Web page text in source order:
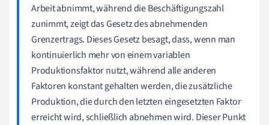
Arbeit abnimmt, während die Beschäftigungszahl
zunimmt, zeigt das Gesetz des abnehmenden
Grenzertrags. Dieses Gesetz besagt, dass, wenn man
kontinuierlich mehr von einem variablen
Produktionsfaktor nutzt, während alle anderen
Faktoren konstant gehalten werden, die zusätzliche
Produktion, die durch den letzten eingesetzten Faktor
erreicht wird, schließlich abnehmen wird. Dieser Punkt